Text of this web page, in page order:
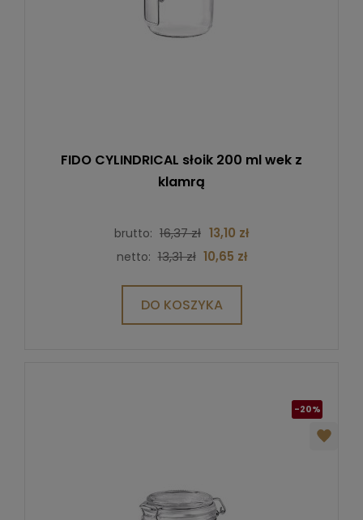
FIDO CYLINDRICAL słoik 200 ml wek z
klamrą
brutto: 16,37 zł 13,10 zł
netto: 13,31 zł 10,65 zł
DO KOSZYKA
-20%